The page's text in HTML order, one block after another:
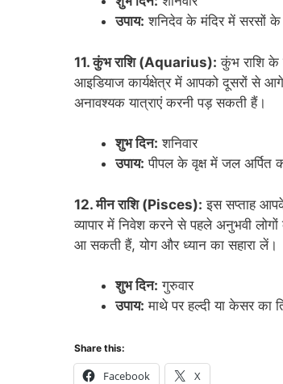
उपाय: शनिदेव के मंदिर में सरसों
11. कुंभ राशि (Aquarius): कुंभ राशि के
आइडियाज कार्यक्षेत्र में आपको दूसरों से
अनावश्यक यात्राएं करनी पड़ सकती हैं।
शुभ दिन: शनिवार
उपाय: पीपल के वृक्ष में जल अर्पित
12. मीन राशि (Pisces): इस सप्ताह
व्यापार में निवेश करने से पहले अनुभवी
आ सकती हैं, योग और ध्यान का सहारा लें।
शुभ दिन: गुरुवार
उपाय: माथे पर हल्दी या केसर का
Share this:
Facebook X